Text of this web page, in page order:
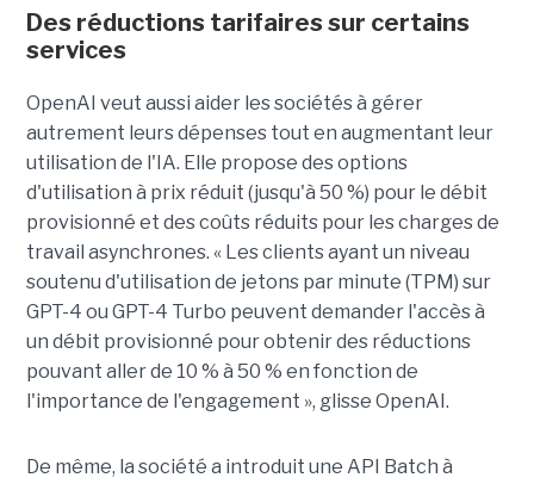
Des réductions tarifaires sur certains
services
OpenAI veut aussi aider les sociétés à gérer
autrement leurs dépenses tout en augmentant leur
utilisation de l'IA. Elle propose des options
d'utilisation à prix réduit (jusqu'à 50 %) pour le débit
provisionné et des coûts réduits pour les charges de
travail asynchrones. « Les clients ayant un niveau
soutenu d'utilisation de jetons par minute (TPM) sur
GPT-4 ou GPT-4 Turbo peuvent demander l'accès à
un débit provisionné pour obtenir des réductions
pouvant aller de 10 % à 50 % en fonction de
l'importance de l'engagement », glisse OpenAI.
De même, la société a introduit une API Batch à